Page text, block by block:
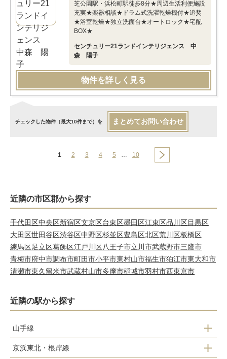
芝公園駅・浜松町駅徒歩8分★周辺生活利便施設
充実★楽器相談★ドラム式洗濯乾燥機付★追焚
★浴室乾燥★独立洗面台★オートロック★宅配
BOX★
センチュリー21ランドインテリジェンス 中
森 陽子
物件を詳しく見る
チェックした物件（最大10件まで）を まとめてお問い合わせ
1 2 3 4 5 … 10
近隣の市区郡から探す
千代田区中央区新宿区文京区台東区墨田区江東区品川区目黒区
大田区世田谷区渋谷区中野区杉並区豊島区北区荒川区板橋区
練馬区足立区葛飾区江戸川区八王子市立川市武蔵野市三鷹市
青梅市府中市調布市町田市小平市東村山市福生市狛江市東大和市
清瀬市東久留米市武蔵村山市多摩市稲城市羽村市西東京市
近隣の駅から探す
山手線
東京
京浜東北・根岸線